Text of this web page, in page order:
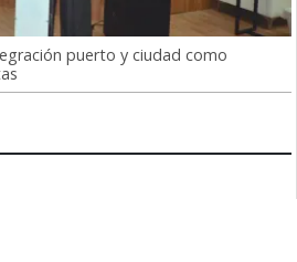
puerto y ciudad como